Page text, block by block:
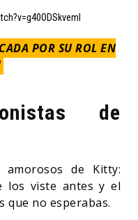
POR SU ROL EN
de
de Kitty:
los viste antes y el
que no esperabas.